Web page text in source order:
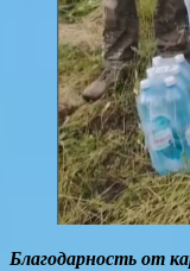
Благодарность от